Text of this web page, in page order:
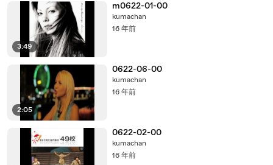
3:49
m0622-01-00
kumachan
16 年前
2:05
0622-06-00
kumachan
16 年前
0622-02-00
kumachan
16 年前